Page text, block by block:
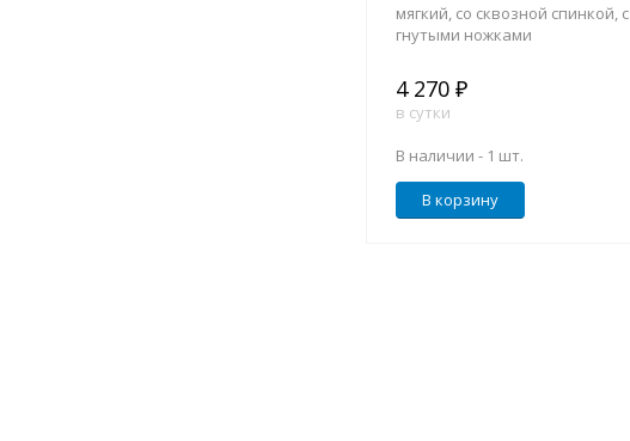
мягкий, со сквозной спинкой, с
гнутыми ножками
4 270 ₽
в сутки
В наличии - 1 шт.
В корзину